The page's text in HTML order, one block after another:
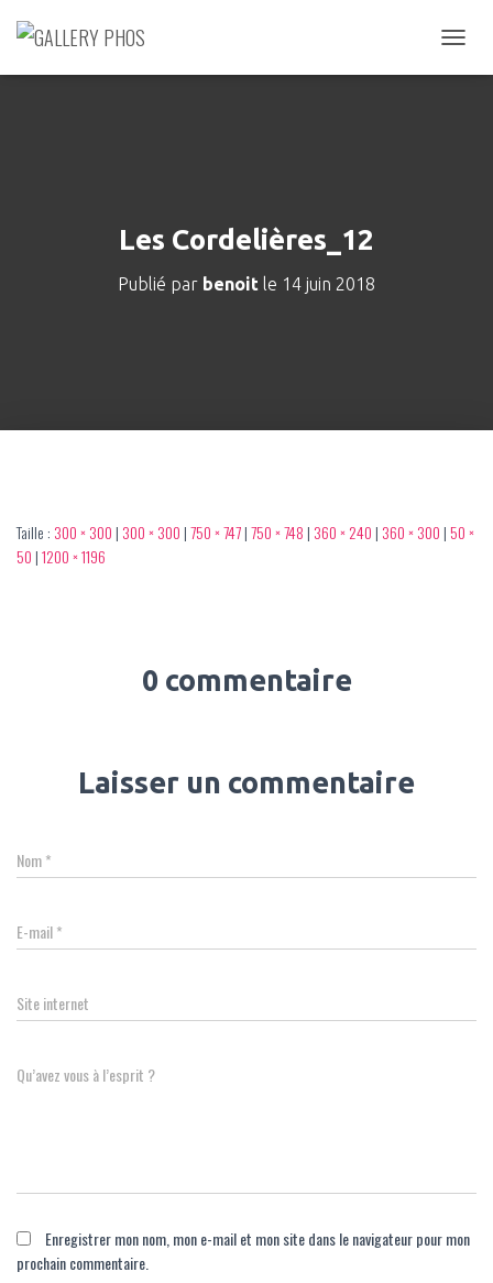
É
N
Les Cordelières_12
Publié par benoit le 14 juin 2018
Taille : 300 × 300 | 300 × 300 |750 × 747|750 × 748 | 360 × 240 | 360 × 300 |50 ×
50 |1200 × 1196
0 commentaire
Laisser un commentaire
Nom*
E-mail*
Site internet
Qu’avez vous à l’esprit ?
Enregistrer mon nom, mon e-mail et mon site dans le navigateur pour mon
prochain commentaire.